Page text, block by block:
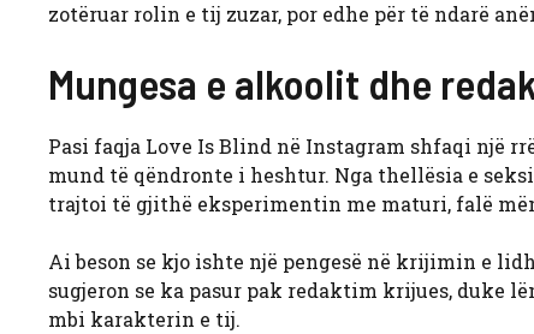
zotëruar rolin e tij zuzar, por edhe për të ndarë
Mungesa e alkoolit dhe
Pasi faqja Love Is Blind në Instagram shfaqi një
mund të qëndronte i heshtur. Nga thellësia e
trajtoi të gjithë eksperimentin me maturi, falë
Ai beson se kjo ishte një pengesë në krijimin e
sugjeron se ka pasur pak redaktim krijues, duke
mbi karakterin e tij.